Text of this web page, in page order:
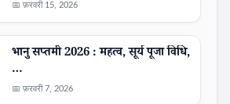
📅 फ़रवरी 15, 2026
भानु सप्तमी 2026 : महत्व, सूर्य पूजा विधि,
…
📅 फ़रवरी 7, 2026